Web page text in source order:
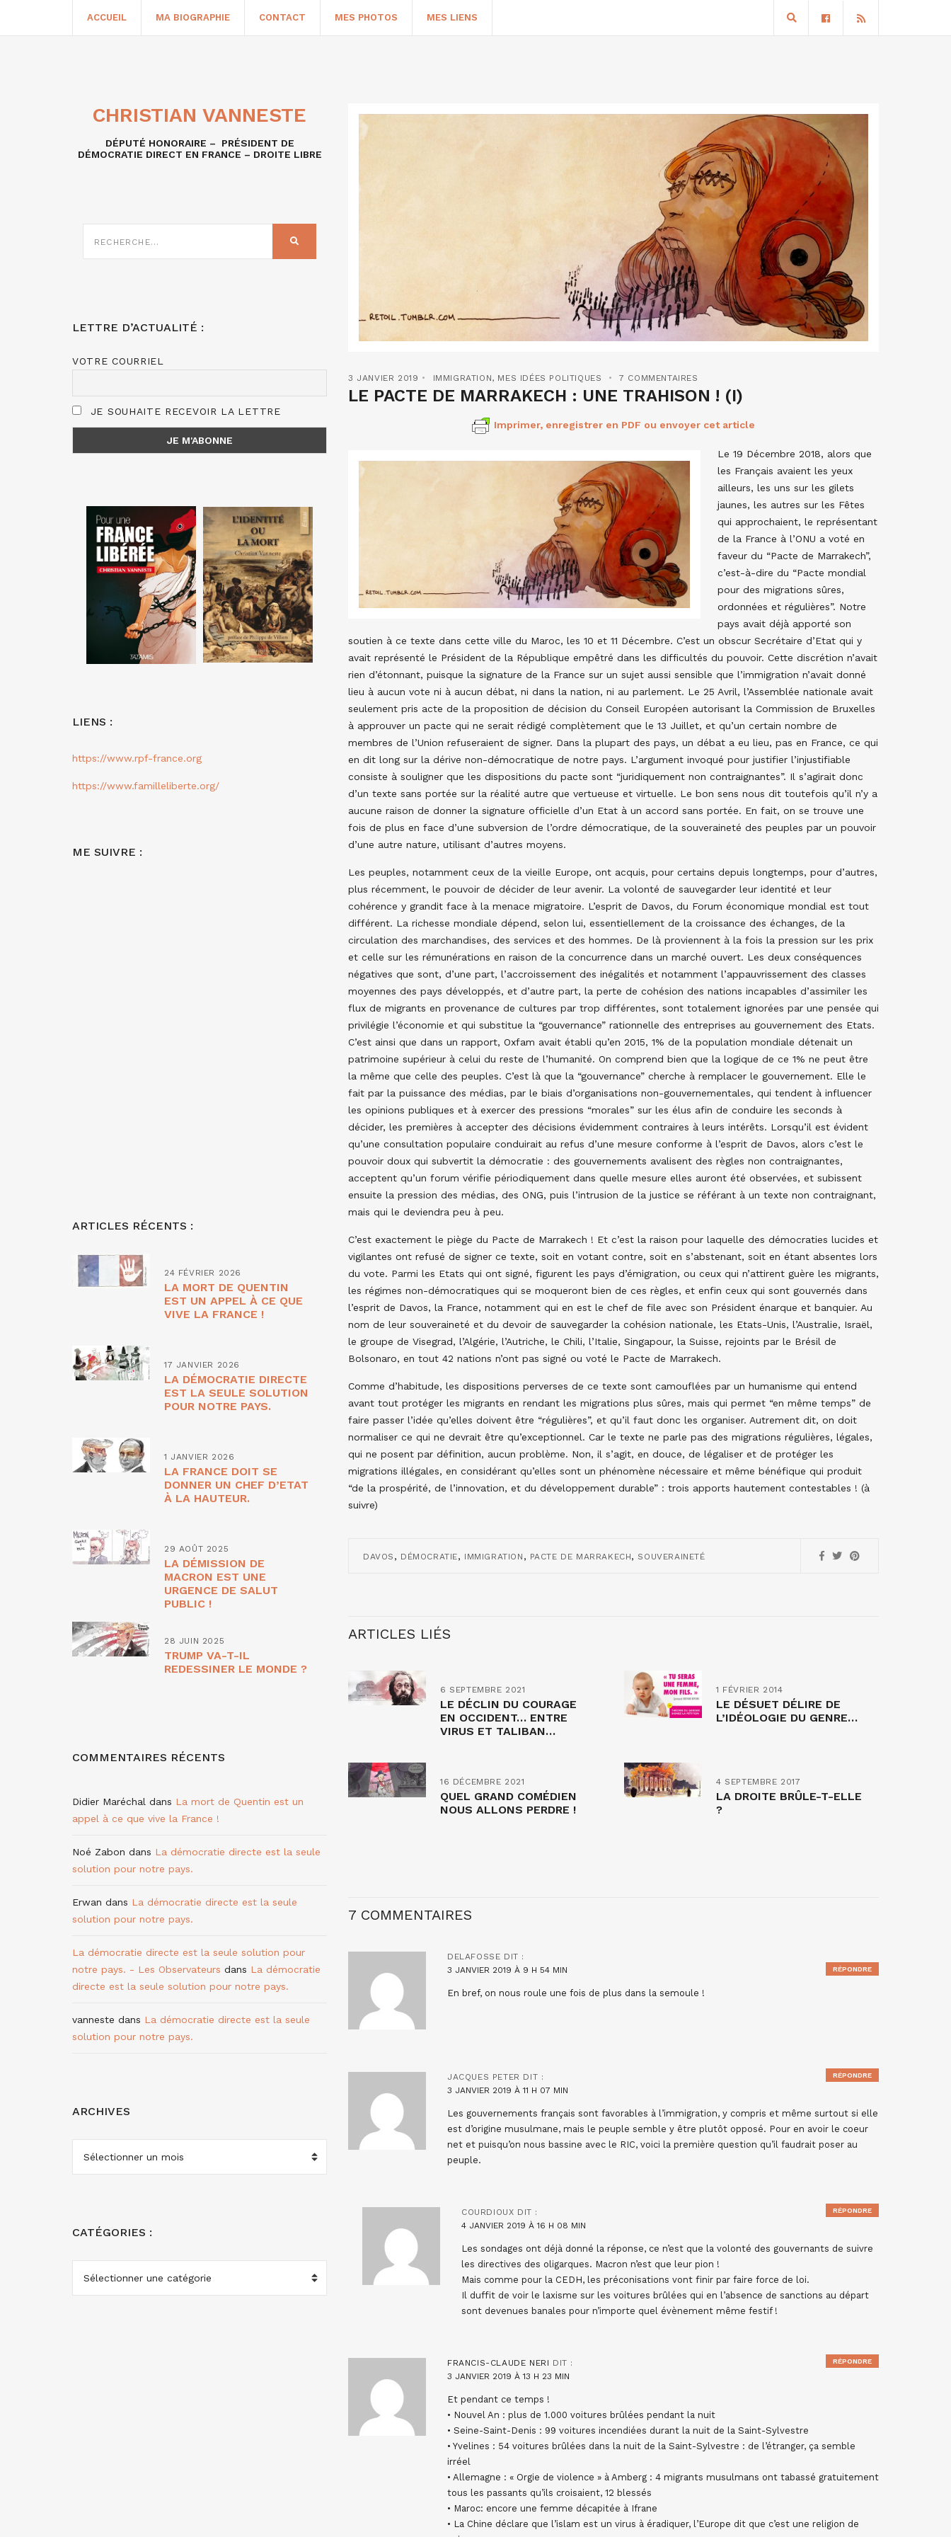
ACCUEIL MA BIOGRAPHIE CONTACT MES PHOTOS MES LIENS
3 JANVIER 2019 IMMIGRATION, MES IDÉES POLITIQUES 7 COMMENTAIRES
LE PACTE DE MARRAKECH : UNE TRAHISON ! (I)
Imprimer, enregistrer en PDF ou envoyer cet article
Le 19 Décembre 2018, alors que
les Français avaient les yeux
ailleurs, les uns sur les gilets
jaunes, les autres sur les Fêtes
qui approchaient, le représentant
de la France à l’ONU a voté en
faveur du “Pacte de Marrakech”,
c’est-à-dire du “Pacte mondial
pour des migrations sûres,
ordonnées et régulières”. Notre
pays avait déjà apporté son
soutien à ce texte dans cette ville du Maroc, les 10 et 11 Décembre. C’est un obscur Secrétaire d’Etat qui y
avait représenté le Président de la République empêtré dans les difficultés du pouvoir. Cette discrétion n’avait
rien d’étonnant, puisque la signature de la France sur un sujet aussi sensible que l’immigration n’avait donné
lieu à aucun vote ni à aucun débat, ni dans la nation, ni au parlement. Le 25 Avril, l’Assemblée nationale avait
seulement pris acte de la proposition de décision du Conseil Européen autorisant la Commission de Bruxelles
à approuver un pacte qui ne serait rédigé complètement que le 13 Juillet, et qu’un certain nombre de
membres de l’Union refuseraient de signer. Dans la plupart des pays, un débat a eu lieu, pas en France, ce qui
en dit long sur la dérive non-démocratique de notre pays. L’argument invoqué pour justifier l’injustifiable
consiste à souligner que les dispositions du pacte sont “juridiquement non contraignantes”. Il s’agirait donc
d’un texte sans portée sur la réalité autre que vertueuse et virtuelle. Le bon sens nous dit toutefois qu’il n’y a
aucune raison de donner la signature officielle d’un Etat à un accord sans portée. En fait, on se trouve une
fois de plus en face d’une subversion de l’ordre démocratique, de la souveraineté des peuples par un pouvoir
d’une autre nature, utilisant d’autres moyens.
Les peuples, notamment ceux de la vieille Europe, ont acquis, pour certains depuis longtemps, pour d’autres,
plus récemment, le pouvoir de décider de leur avenir. La volonté de sauvegarder leur identité et leur
cohérence y grandit face à la menace migratoire. L’esprit de Davos, du Forum économique mondial est tout
différent. La richesse mondiale dépend, selon lui, essentiellement de la croissance des échanges, de la
circulation des marchandises, des services et des hommes. De là proviennent à la fois la pression sur les prix
et celle sur les rémunérations en raison de la concurrence dans un marché ouvert. Les deux conséquences
négatives que sont, d’une part, l’accroissement des inégalités et notamment l’appauvrissement des classes
moyennes des pays développés, et d’autre part, la perte de cohésion des nations incapables d’assimiler les
flux de migrants en provenance de cultures par trop différentes, sont totalement ignorées par une pensée qui
privilégie l’économie et qui substitue la “gouvernance” rationnelle des entreprises au gouvernement des Etats.
C’est ainsi que dans un rapport, Oxfam avait établi qu’en 2015, 1% de la population mondiale détenait un
patrimoine supérieur à celui du reste de l’humanité. On comprend bien que la logique de ce 1% ne peut être
la même que celle des peuples. C’est là que la “gouvernance” cherche à remplacer le gouvernement. Elle le
fait par la puissance des médias, par le biais d’organisations non-gouvernementales, qui tendent à influencer
les opinions publiques et à exercer des pressions “morales” sur les élus afin de conduire les seconds à
décider, les premières à accepter des décisions évidemment contraires à leurs intérêts. Lorsqu’il est évident
qu’une consultation populaire conduirait au refus d’une mesure conforme à l’esprit de Davos, alors c’est le
pouvoir doux qui subvertit la démocratie : des gouvernements avalisent des règles non contraignantes,
acceptent qu’un forum vérifie périodiquement dans quelle mesure elles auront été observées, et subissent
ensuite la pression des médias, des ONG, puis l’intrusion de la justice se référant à un texte non contraignant,
mais qui le deviendra peu à peu.
C’est exactement le piège du Pacte de Marrakech ! Et c’est la raison pour laquelle des démocraties lucides et
vigilantes ont refusé de signer ce texte, soit en votant contre, soit en s’abstenant, soit en étant absentes lors
du vote. Parmi les Etats qui ont signé, figurent les pays d’émigration, ou ceux qui n’attirent guère les migrants,
les régimes non-démocratiques qui se moqueront bien de ces règles, et enfin ceux qui sont gouvernés dans
l’esprit de Davos, la France, notamment qui en est le chef de file avec son Président énarque et banquier. Au
nom de leur souveraineté et du devoir de sauvegarder la cohésion nationale, les Etats-Unis, l’Australie, Israël,
le groupe de Visegrad, l’Algérie, l’Autriche, le Chili, l’Italie, Singapour, la Suisse, rejoints par le Brésil de
Bolsonaro, en tout 42 nations n’ont pas signé ou voté le Pacte de Marrakech.
Comme d’habitude, les dispositions perverses de ce texte sont camouflées par un humanisme qui entend
avant tout protéger les migrants en rendant les migrations plus sûres, mais qui permet “en même temps” de
faire passer l’idée qu’elles doivent être “régulières”, et qu’il faut donc les organiser. Autrement dit, on doit
normaliser ce qui ne devrait être qu’exceptionnel. Car le texte ne parle pas des migrations régulières, légales,
qui ne posent par définition, aucun problème. Non, il s’agit, en douce, de légaliser et de protéger les
migrations illégales, en considérant qu’elles sont un phénomène nécessaire et même bénéfique qui produit
“de la prospérité, de l’innovation, et du développement durable” : trois apports hautement contestables ! (à
suivre)
DAVOS , DÉMOCRATIE, IMMIGRATION , PACTE DE MARRAKECH, SOUVERAINETÉ
ARTICLES LIÉS
6 SEPTEMBRE 2021
LE DÉCLIN DU COURAGE
EN OCCIDENT… ENTRE
VIRUS ET TALIBAN…
1 FÉVRIER 2014
LE DÉSUET DÉLIRE DE
L’IDÉOLOGIE DU GENRE…
16 DÉCEMBRE 2021
QUEL GRAND COMÉDIEN
NOUS ALLONS PERDRE !
4 SEPTEMBRE 2017
LA DROITE BRÛLE-T-ELLE
?
7 COMMENTAIRES
DELAFOSSE DIT :
3 JANVIER 2019 À 9 H 54 MIN
En bref, on nous roule une fois de plus dans la semoule !
RÉPONDRE
JACQUES PETER DIT :
3 JANVIER 2019 À 11 H 07 MIN
Les gouvernements français sont favorables à l’immigration, y compris et même surtout si elle
est d’origine musulmane, mais le peuple semble y être plutôt opposé. Pour en avoir le coeur
net et puisqu’on nous bassine avec le RIC, voici la première question qu’il faudrait poser au
peuple.
RÉPONDRE
COURDIOUX DIT :
4 JANVIER 2019 À 16 H 08 MIN
Les sondages ont déjà donné la réponse, ce n’est que la volonté des gouvernants de suivre
les directives des oligarques. Macron n’est que leur pion !
Mais comme pour la CEDH, les préconisations vont finir par faire force de loi.
Il duffit de voir le laxisme sur les voitures brûlées qui en l’absence de sanctions au départ
sont devenues banales pour n’importe quel évènement même festif !
RÉPONDRE
FRANCIS-CLAUDE NERI DIT :
3 JANVIER 2019 À 13 H 23 MIN
Et pendant ce temps !
• Nouvel An : plus de 1.000 voitures brûlées pendant la nuit
• Seine-Saint-Denis : 99 voitures incendiées durant la nuit de la Saint-Sylvestre
• Yvelines : 54 voitures brûlées dans la nuit de la Saint-Sylvestre : de l’étranger, ça semble
irréel
• Allemagne : « Orgie de violence » à Amberg : 4 migrants musulmans ont tabassé gratuitement
tous les passants qu’ils croisaient, 12 blessés
• Maroc: encore une femme décapitée à Ifrane
• La Chine déclare que l’islam est un virus à éradiquer, l’Europe dit que c’est une religion de
RÉPONDRE
CHRISTIAN VANNESTE
DÉPUTÉ HONORAIRE – PRÉSIDENT DE
DÉMOCRATIE DIRECT EN FRANCE – DROITE LIBRE
SUR
LETTRE D’ACTUALITÉ :
VOTRE COURRIEL
JE SOUHAITE RECEVOIR LA LETTRE
LIENS :
https://www.rpf-france.org
https://www.familleliberte.org/
ME SUIVRE :
ARTICLES RÉCENTS :
24 FÉVRIER 2026
LA MORT DE QUENTIN
EST UN APPEL À CE QUE
VIVE LA FRANCE !
17 JANVIER 2026
LA DÉMOCRATIE DIRECTE
EST LA SEULE SOLUTION
POUR NOTRE PAYS.
1 JANVIER 2026
LA FRANCE DOIT SE
DONNER UN CHEF D’ETAT
À LA HAUTEUR.
29 AOÛT 2025
LA DÉMISSION DE
MACRON EST UNE
URGENCE DE SALUT
PUBLIC !
28 JUIN 2025
TRUMP VA-T-IL
REDESSINER LE MONDE ?
COMMENTAIRES RÉCENTS
Didier Maréchal dans La mort de Quentin est un
appel à ce que vive la France !
Noé Zabon dans La démocratie directe est la seule
solution pour notre pays.
Erwan dans La démocratie directe est la seule
solution pour notre pays.
La démocratie directe est la seule solution pour
notre pays. - Les Observateurs dans La démocratie
directe est la seule solution pour notre pays.
vanneste dans La démocratie directe est la seule
solution pour notre pays.
ARCHIVES
ARCHIVES
CATÉGORIES :
CATÉGORIES